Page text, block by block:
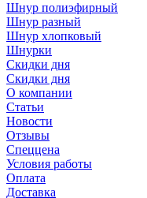
Шнур полиэфирный
Шнур разный
Шнур хлопковый
Шнурки
Скидки дня
Скидки дня
О компании
Статьи
Новости
Отзывы
Спеццена
Условия работы
Оплата
Доставка